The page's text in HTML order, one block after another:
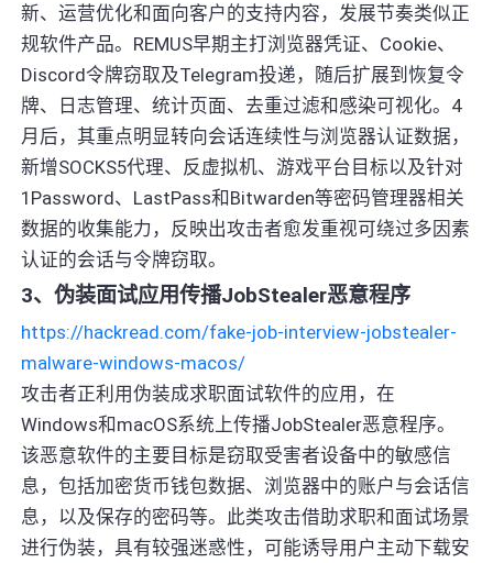
新、运营优化和面向客户的支持内容，发展节奏类似正
规软件产品。REMUS早期主打浏览器凭证、Cookie、
Discord令牌窃取及Telegram投递，随后扩展到恢复令
牌、日志管理、统计页面、去重过滤和感染可视化。4
月后，其重点明显转向会话连续性与浏览器认证数据，
新增SOCKS5代理、反虚拟机、游戏平台目标以及针对
1Password、LastPass和Bitwarden等密码管理器相关
数据的收集能力，反映出攻击者愈发重视可绕过多因素
认证的会话与令牌窃取。
3、伪装面试应用传播JobStealer恶意程序
https://hackread.com/fake-job-interview-jobstealer-
malware-windows-macos/
攻击者正利用伪装成求职面试软件的应用，在
Windows和macOS系统上传播JobStealer恶意程序。
该恶意软件的主要目标是窃取受害者设备中的敏感信
息，包括加密货币钱包数据、浏览器中的账户与会话信
息，以及保存的密码等。此类攻击借助求职和面试场景
进行伪装，具有较强迷惑性，可能诱导用户主动下载安